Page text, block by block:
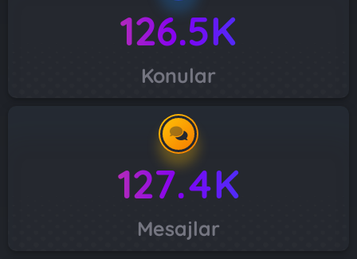
126.5K
Konular
127.4K
Mesajlar